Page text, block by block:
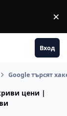
×
Вход
Google търсят
цени |